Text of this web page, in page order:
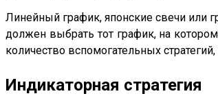
Линейный график, японские свечи или
должен выбрать тот график, на
количество вспомогательных
Индикаторная стратегия